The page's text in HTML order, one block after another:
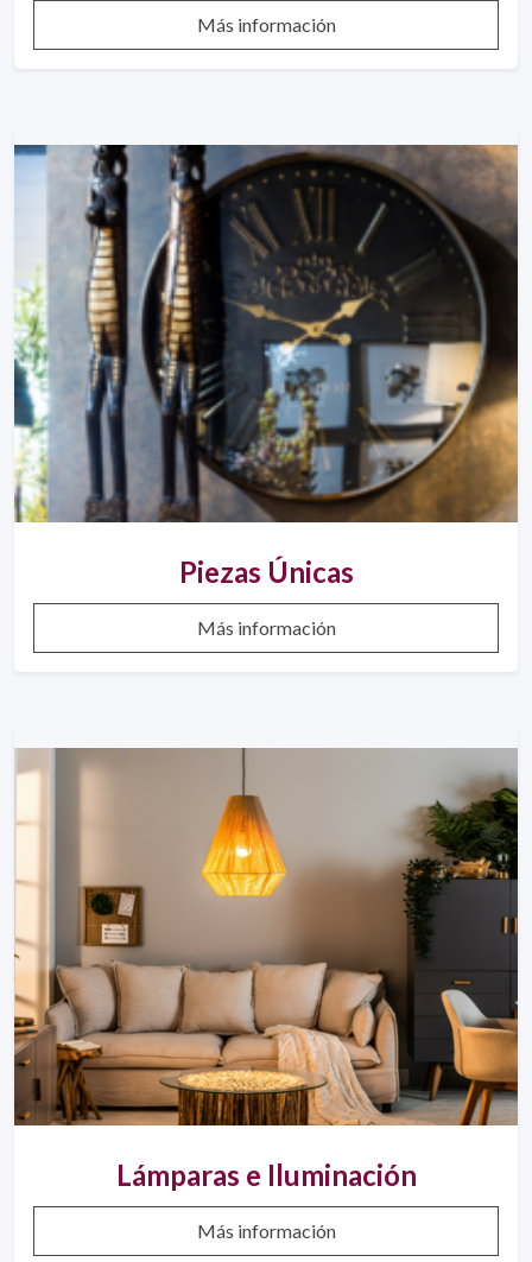
Más información
Piezas Únicas
Más información
Lámparas e Iluminación
Más información